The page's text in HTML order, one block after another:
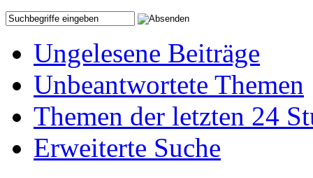
Ungelesene Beiträge
Unbeantwortete Themen
Themen der letzten 24
Erweiterte Suche